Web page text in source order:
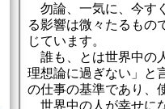
勿論、一気に、今す
る影響は微々たるもの
じています。
誰も、とは世界中の
理想論に過ぎない」と
の仕事の基準であり、
世界中の人が幸せに